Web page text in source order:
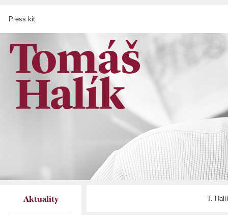
Press kit
Aktuality T.